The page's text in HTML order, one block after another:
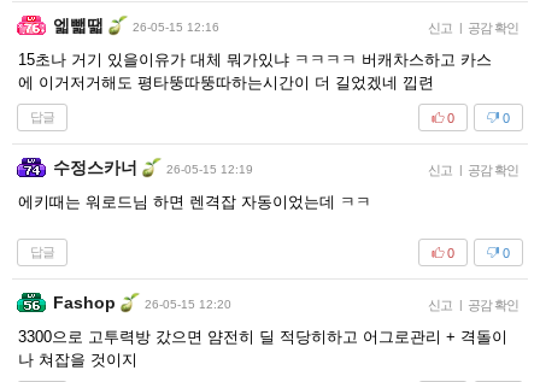
엛뺇땗 26-05-15 12:16 신고 | 공감 확인
15초나 거기 있을이유가 대체 뭐가있냐 ㅋㅋㅋㅋ 버캐차스하고 카스
에 이거저거해도 평타뚱따뚱따하는시간이 더 길었겠네 낍련
답글 0
0
수정스카너 26-05-15 12:19 신고 | 공감 확인
에키때는 워로드님 하면 렌격잡 자동이었는데 ㅋㅋ
답글 0
0
Fashop 26-05-15 12:20 신고 | 공감 확인
3300으로 고투력방 갔으면 얌전히 딜 적당히하고 어그로관리 + 격돌이
나 쳐잡을 것이지